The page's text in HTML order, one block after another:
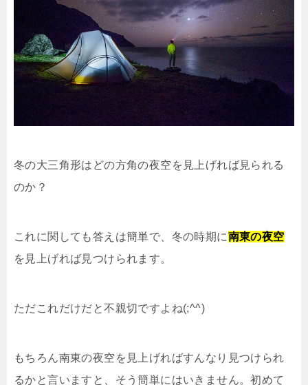
冬の大三角形はどの方角の夜空を見上げれば見られる
のか？
これに関しても答えは簡単で、冬の時期に南東の夜空
を見上げれば見つけられます。
ただこれだけだと不親切ですよね(;^^)
もちろん南東の夜空を見上げればすんなり見つけられ
るかと言いますと、そう簡単にはいきません。初めて